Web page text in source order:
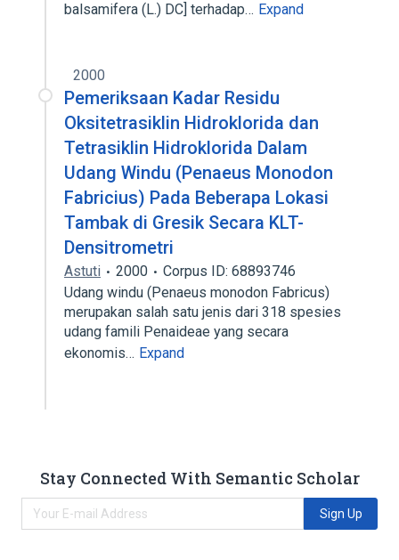
balsamifera (L.) DC] terhadap… Expand
2000
Pemeriksaan Kadar Residu
Oksitetrasiklin Hidroklorida dan
Tetrasiklin Hidroklorida Dalam
Udang Windu (Penaeus Monodon
Fabricius) Pada Beberapa Lokasi
Tambak di Gresik Secara KLT-
Densitrometri
Astuti 2000
Corpus ID: 68893746
Udang windu (Penaeus monodon Fabricus)
merupakan salah satu jenis dari 318 spesies
udang famili Penaideae yang secara
ekonomis… Expand
Stay Connected With Semantic Scholar
Sign Up